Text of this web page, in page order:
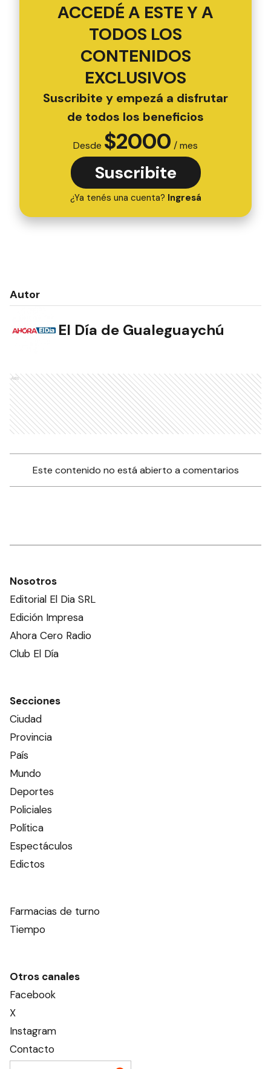
ACCEDÉ A ESTE Y A
TODOS LOS
CONTENIDOS
EXCLUSIVOS
Suscribite y empezá a disfrutar
de todos los beneficios
Desde $2000 / mes
Suscribite
¿Ya tenés una cuenta? Ingresá
Autor
El Día de Gualeguaychú
Ads
Este contenido no está abierto a comentarios
Nosotros
Editorial El Dia SRL
Edición Impresa
Ahora Cero Radio
Club El Día
Secciones
Ciudad
Provincia
País
Mundo
Deportes
Policiales
Política
Espectáculos
Edictos
Farmacias de turno
Tiempo
Otros canales
Facebook
X
Instagram
Contacto